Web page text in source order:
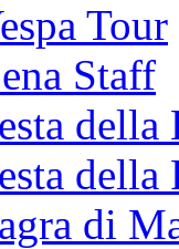
Tour
Staff
della
della
di